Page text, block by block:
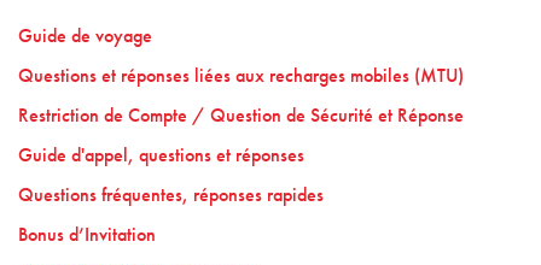
Guide de voyage
Questions et réponses liées aux recharges mobiles (MTU)
Restriction de Compte / Question de Sécurité et Réponse
Guide d'appel, questions et réponses
Questions fréquentes, réponses rapides
Bonus d’Invitation